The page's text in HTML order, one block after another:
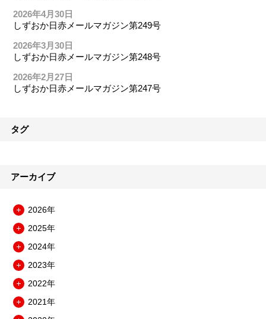
2026年4月30日
しずおか日赤メールマガジン第249号
2026年3月30日
しずおか日赤メールマガジン第248号
2026年2月27日
しずおか日赤メールマガジン第247号
タグ
アーカイブ
2026年
ニ
ュ
を
開
2025年
ニ
ュ
を
開
2024年
ニ
ュ
を
2023年
ニ
ュ
2022年
ニ 2021年